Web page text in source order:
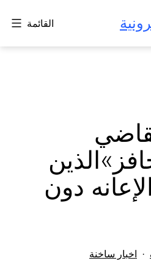
القائمة
دون
مصنف
اخبار ساخنة